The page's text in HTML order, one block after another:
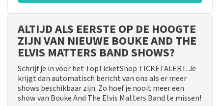
ALTIJD ALS EERSTE OP DE HOOGTE
ZIJN VAN NIEUWE BOUKE AND THE
ELVIS MATTERS BAND SHOWS?
Schrijf je in voor het TopTicketShop TICKETALERT. Je
krijgt dan automatisch bericht van ons als er meer
shows beschikbaar zijn. Zo hoef je nooit meer een
show van Bouke And The Elvis Matters Band te missen!